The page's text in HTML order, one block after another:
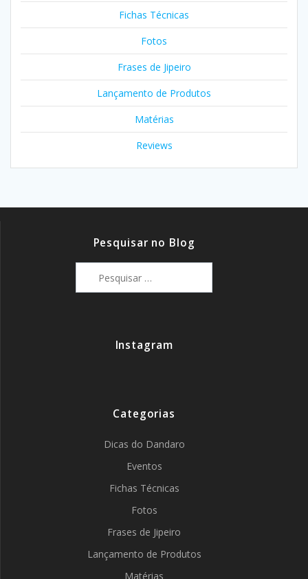
Fichas Técnicas
Fotos
Frases de Jipeiro
Lançamento de Produtos
Matérias
Reviews
Pesquisar no Blog
Instagram
Categorias
Dicas do Dandaro
Eventos
Fichas Técnicas
Fotos
Frases de Jipeiro
Lançamento de Produtos
Matérias